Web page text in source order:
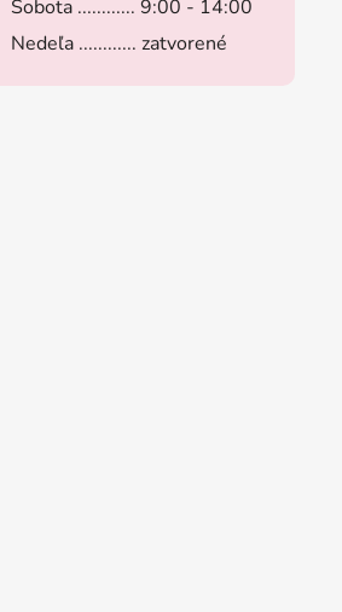
Sobota ............ 9:00 - 14:00
Nedeľa ............ zatvorené